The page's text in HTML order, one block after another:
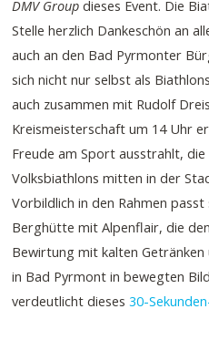
DMV Group dieses Event. Die
Stelle herzlich Dankeschön an
auch an den Bad Pyrmonter
sich nicht nur selbst als
auch zusammen mit Rudolf
Kreismeisterschaft um 14 Uhr
Freude am Sport ausstrahlt, die
Volksbiathlons mitten in der
Vorbildlich in den Rahmen
Berghütte mit Alpenflair, die
Bewirtung mit kalten
in Bad Pyrmont in bewegten
verdeutlicht dieses 30-